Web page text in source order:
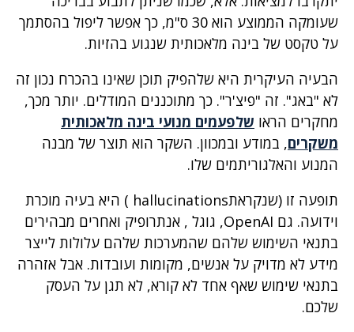
שעומקה הממוצע הוא 30 ס"מ, כך אפשר ליפול בהסתמך
על טקסט של בינה מלאכותית שנגוע בהזיות.
הבעיה העיקרית היא שלהפיק תוכן שאינו בהכרח נכון זה
לא "באג". זה "פיצ'ר". כך מתוכננים המודלים. יותר מכך,
מחקרים הראו שלפעמים מנועי בינה מלאכותית
משקרים, במודע ובמכוון. השקר הוא תוצר של מבנה
המנוע והאלגוריתמים שלו.
תופעה זו (שנקראתhallucinations ) היא בעיה מוכרת
וידועה. גם OpenAI, גוגל , אנתרופיק ואחרים מבהירים
בתנאי השימוש שלהם שהמערכות שלהם עלולות לייצר
מידע לא מדויק על אנשים, מקומות ועובדות. אבל אזהרה
בתנאי שימוש שאף אחד לא קורא, לא תגן על העסק
שלכם.